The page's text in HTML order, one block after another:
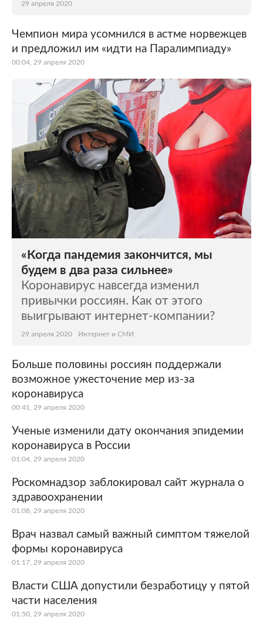
29 апреля 2020
Чемпион мира усомнился в астме норвежцев
и предложил им «идти на Паралимпиаду»
00:04, 29 апреля 2020
«Когда пандемия закончится, мы
будем в два раза сильнее»
Коронавирус навсегда изменил
привычки россиян. Как от этого
выигрывают интернет-компании?
29 апреля 2020 Интернет и СМИ
Больше половины россиян поддержали
возможное ужесточение мер из-за
коронавируса
00:41, 29 апреля 2020
Ученые изменили дату окончания эпидемии
коронавируса в России
01:04, 29 апреля 2020
Роскомнадзор заблокировал сайт журнала о
здравоохранении
01:08, 29 апреля 2020
Врач назвал самый важный симптом тяжелой
формы коронавируса
01:17, 29 апреля 2020
Власти США допустили безработицу у пятой
части населения
01:50, 29 апреля 2020